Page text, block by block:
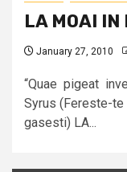
LA MOAI
January 27, 2010
“Quae pigeat
Syrus (Fereste-te
gasesti) LA...